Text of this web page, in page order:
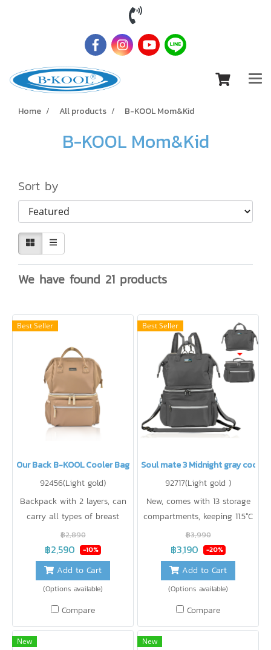
Home All products B-KOOL Mom&Kid
B-KOOL Mom&Kid
Sort by
We have found 21 products
Best Seller
Our Back B-KOOL Cooler Bag
92456(Light gold)
Backpack with 2 layers, can
carry all types of breast
pumps.
฿2,890
฿2,590 -10%
Add to Cart
(Options available)
Compare
Best Seller
Soul mate 3 Midnight gray cooler
92717(Light gold )
New, comes with 13 storage
compartments, keeping 11.5°C
cold for up to 20 hours, can
be separated into 2 bags, can
be carried / backpack /
crossbody.
฿3,990
฿3,190 -20%
Add to Cart
(Options available)
Compare
New New